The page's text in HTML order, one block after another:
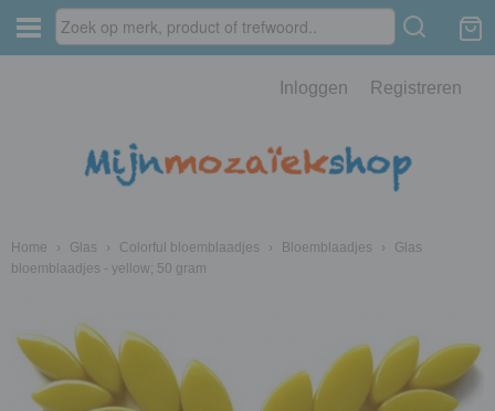
Inloggen Registreren
Home › Glas › Colorful bloemblaadjes › Bloemblaadjes ›
Glas
bloemblaadjes - yellow; 50 gram